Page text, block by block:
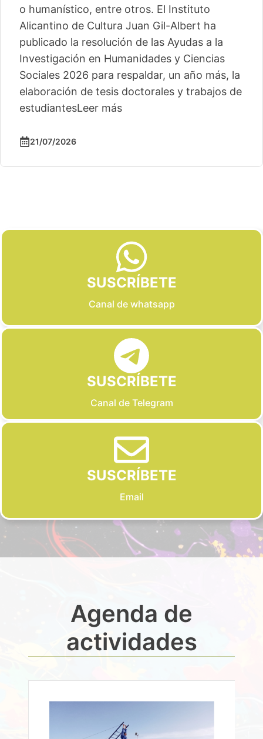
o humanístico, entre otros. El Instituto
Alicantino de Cultura Juan Gil-Albert ha
publicado la resolución de las Ayudas a la
Investigación en Humanidades y Ciencias
Sociales 2026 para respaldar, un año más, la
elaboración de tesis doctorales y trabajos de
estudiantesLeer más
21/07/2026
SUSCRÍBETE
Canal de whatsapp
SUSCRÍBETE
Canal de Telegram
SUSCRÍBETE
Email
Agenda de
actividades